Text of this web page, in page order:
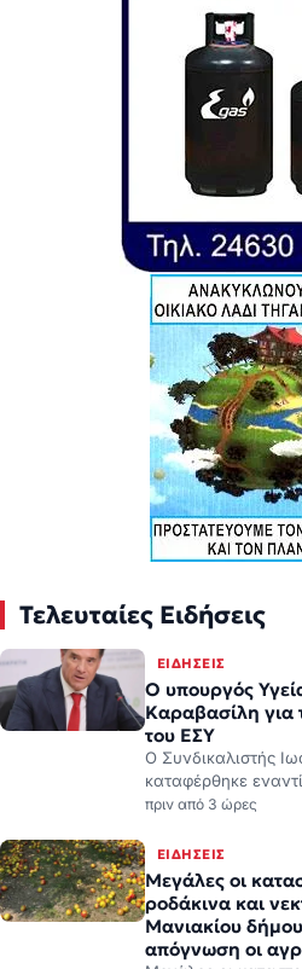
Τελευταίες Ειδήσεις
Ο υπουργός
Καραβασίλη για
του ΕΣΥ
Ο Συνδικαλιστής
καταφέρθηκε
πριν από 3 ώρες
ΕΙΔΉΣΕΙΣ
Μεγάλες οι
Μανιακίου
απόγνωση οι
Μεγάλες οι
ροδάκινα και
δήμου Αμυνταίου –
πριν από 5 ώρες